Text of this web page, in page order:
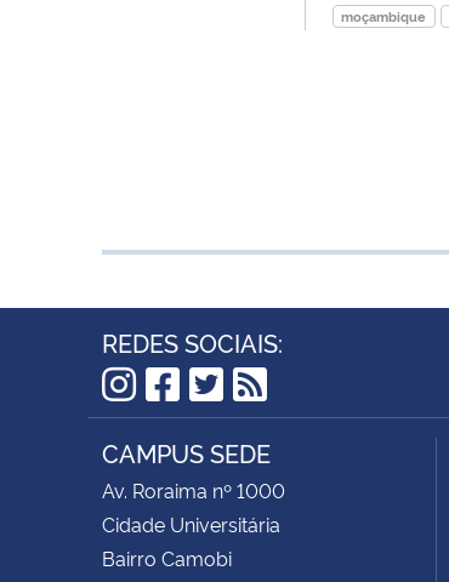
moçambique
REDES SOCIAIS:
Instagram
Facebook
Twitter
RSS
CAMPUS SEDE
Av. Roraima nº 1000
Cidade Universitária
Bairro Camobi